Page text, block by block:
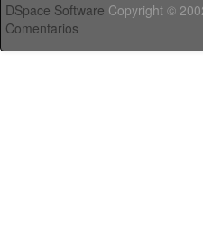
DSpace Software Copyright ©
Comentarios